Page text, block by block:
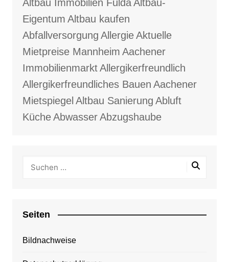
Altbau Immobilien FuldaAltbau-
Eigentum Altbau kaufen
Abfallversorgung AllergieAktuelle
Mietpreise Mannheim Aachener
ImmobilienmarktAllergikerfreundlich
Allergikerfreundliches Bauen Aachener
Mietspiegel Altbau Sanierung Abluft
KücheAbwasserAbzugshaube
Seiten
Bildnachweise